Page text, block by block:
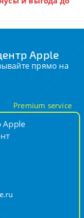
Apple
прямо на
Premium service